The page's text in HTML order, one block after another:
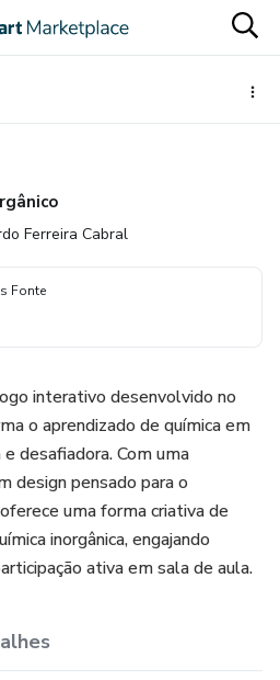
Ferreira Cabral
Fonte
interativo desenvolvido no
o aprendizado de química em
desafiadora. Com uma
design pensado para o
uma forma criativa de
inorgânica, engajando
ativa em sala de aula.